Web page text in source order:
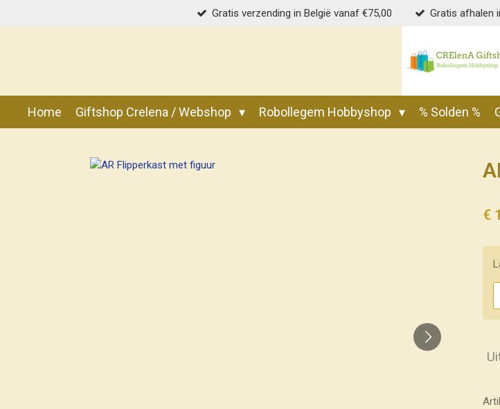
direct
Gratis verzending in België vanaf €75,00 Gratis afhalen
Home Giftshop Crelena / Webshop Robollegem Hobbyshop % Solden %
€